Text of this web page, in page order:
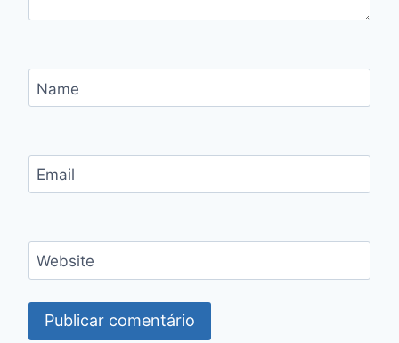
Name
Email
Website